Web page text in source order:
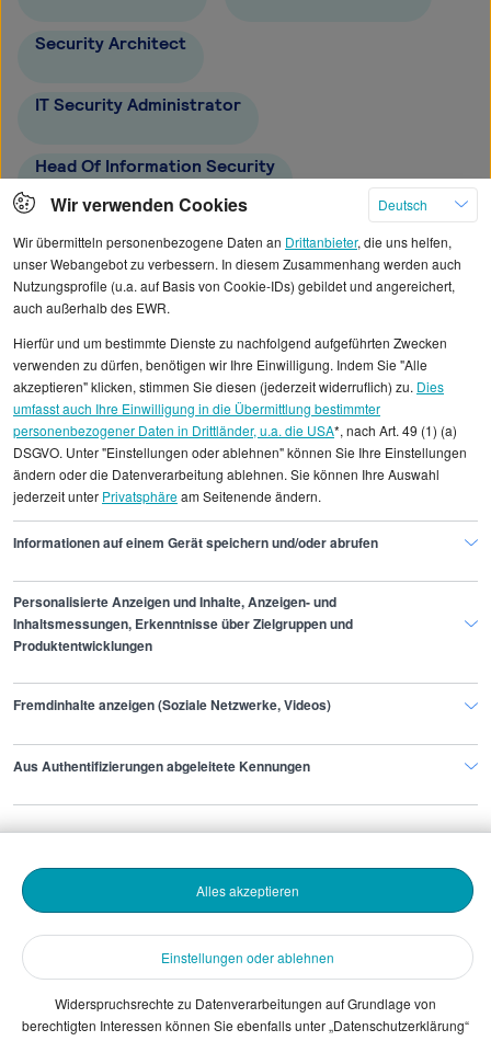
Security Architect
IT Security Administrator
Head Of Information Security
Open Source Developer Ethical Hacker
Alle angezeigten Gehaltsdaten beruhen auf
statistischen Erhebungen durch StepStone. Es sind
Durchschnittswerte und die Angaben können nicht
einzelnen Stellenangeboten zugeordnet werden.
Finde den Job,
der zu dir passt.
Stepstone
Bewerbende
The Stepstone Group GmbH © 2026
Wir verwenden Cookies
Deutsch
Wir übermitteln personenbezogene Daten an Drittanbieter, die uns helfen,
unser Webangebot zu verbessern. In diesem Zusammenhang werden auch
Nutzungsprofile (u.a. auf Basis von Cookie-IDs) gebildet und angereichert,
auch außerhalb des EWR.
Hierfür und um bestimmte Dienste zu nachfolgend aufgeführten Zwecken
verwenden zu dürfen, benötigen wir Ihre Einwilligung. Indem Sie "Alle
akzeptieren" klicken, stimmen Sie diesen (jederzeit widerruflich) zu. Dies
umfasst auch Ihre Einwilligung in die Übermittlung bestimmter
personenbezogener Daten in Drittländer, u.a. die USA*, nach Art. 49 (1) (a)
DSGVO. Unter "Einstellungen oder ablehnen" können Sie Ihre Einstellungen
ändern oder die Datenverarbeitung ablehnen. Sie können Ihre Auswahl
jederzeit unter Privatsphäream Seitenende ändern.
Informationen auf einem Gerät speichern und/oder abrufen
Personalisierte Anzeigen und Inhalte, Anzeigen- und
Inhaltsmessungen, Erkenntnisse über Zielgruppen und
Produktentwicklungen
Fremdinhalte anzeigen (Soziale Netzwerke, Videos)
Aus Authentifizierungen abgeleitete Kennungen
Einstellungen oder ablehnen
Alles akzeptieren
Widerspruchsrechte zu Datenverarbeitungen auf Grundlage von
berechtigten Interessen können Sie ebenfalls unter „Datenschutzerklärung“